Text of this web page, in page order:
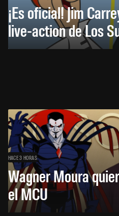
¡Es oficial! Jim
live-action de Los
HACE 3 HORAS
Wagner Moura
el MCU